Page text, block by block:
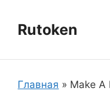
содержимому
Rutoken
Главная » Make A